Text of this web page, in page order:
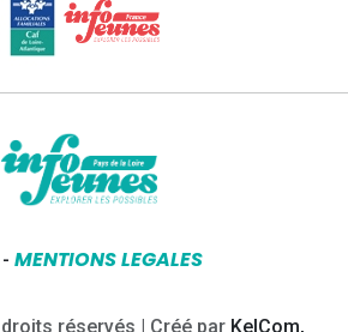
MENTIONS LEGALES
réservés | Créé par KelCom,